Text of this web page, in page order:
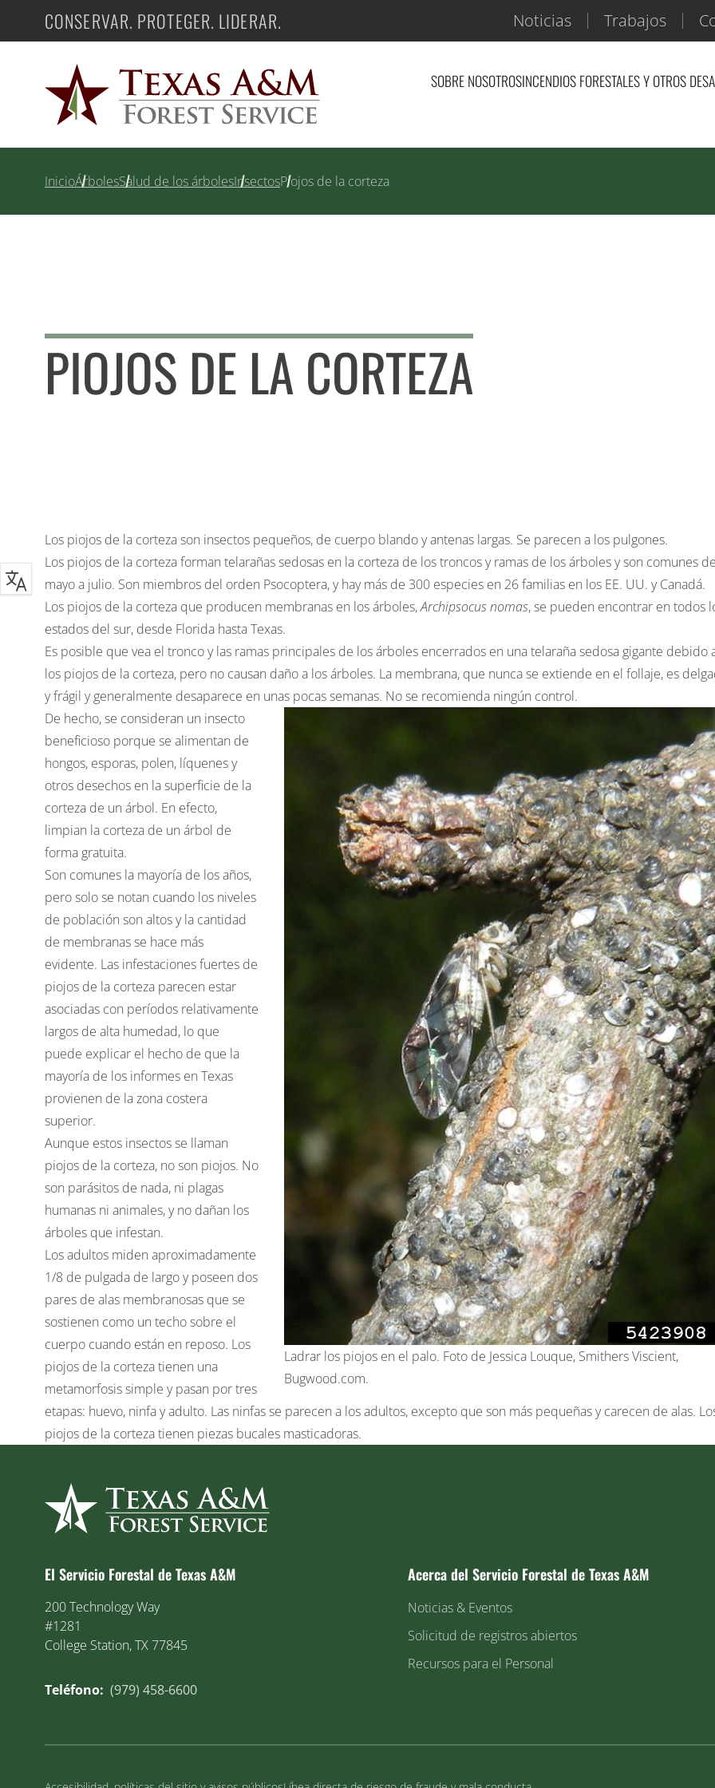
al
Texas A&M Forest Service
CONSERVAR. PROTEGER. LIDERAR. Noticias Trabajos
SOBRE NOSOTROSINCENDIOS FORESTALES Y OTROS
InicioÁrbolesSalud de los árbolesInsectosPiojos de la corteza
PIOJOS DE LA CORTEZA
Los piojos de la corteza son insectos pequeños, de cuerpo blando y antenas largas. Se parecen a los pulgones.
Los piojos de la corteza forman telarañas sedosas en la corteza de los troncos y ramas de los árboles y son comunes
mayo a julio. Son miembros del orden Psocoptera, y hay más de 300 especies en 26 familias en los EE. UU. y Canadá.
Los piojos de la corteza que producen membranas en los árboles,Archipsocus nomas, se pueden encontrar en todos
estados del sur, desde Florida hasta Texas.
Es posible que vea el tronco y las ramas principales de los árboles encerrados en una telaraña sedosa gigante debido
los piojos de la corteza, pero no causan daño a los árboles. La membrana, que nunca se extiende en el follaje, es
y frágil y generalmente desaparece en unas pocas semanas. No se recomienda ningún control.
Ladrar los piojos en el palo. Foto de Jessica Louque, Smithers Viscient,
Bugwood.com.
De hecho, se consideran un insecto
beneficioso porque se alimentan de
hongos, esporas, polen, líquenes y
otros desechos en la superficie de la
corteza de un árbol. En efecto,
limpian la corteza de un árbol de
forma gratuita.
Son comunes la mayoría de los años,
pero solo se notan cuando los niveles
de población son altos y la cantidad
de membranas se hace más
evidente. Las infestaciones fuertes de
piojos de la corteza parecen estar
asociadas con períodos relativamente
largos de alta humedad, lo que
puede explicar el hecho de que la
mayoría de los informes en Texas
provienen de la zona costera
superior.
Aunque estos insectos se llaman
piojos de la corteza, no son piojos. No
son parásitos de nada, ni plagas
humanas ni animales, y no dañan los
árboles que infestan.
Los adultos miden aproximadamente
1/8 de pulgada de largo y poseen dos
pares de alas membranosas que se
sostienen como un techo sobre el
cuerpo cuando están en reposo. Los
piojos de la corteza tienen una
metamorfosis simple y pasan por tres
etapas: huevo, ninfa y adulto. Las ninfas se parecen a los adultos, excepto que son más pequeñas y carecen de alas.
piojos de la corteza tienen piezas bucales masticadoras.
El Servicio Forestal de Texas A&M
200 Technology Way
#1281
College Station, TX 77845
Teléfono: (979) 458-6600
Acerca del Servicio Forestal de Texas A&M
Noticias & Eventos
Solicitud de registros abiertos
Recursos para el Personal